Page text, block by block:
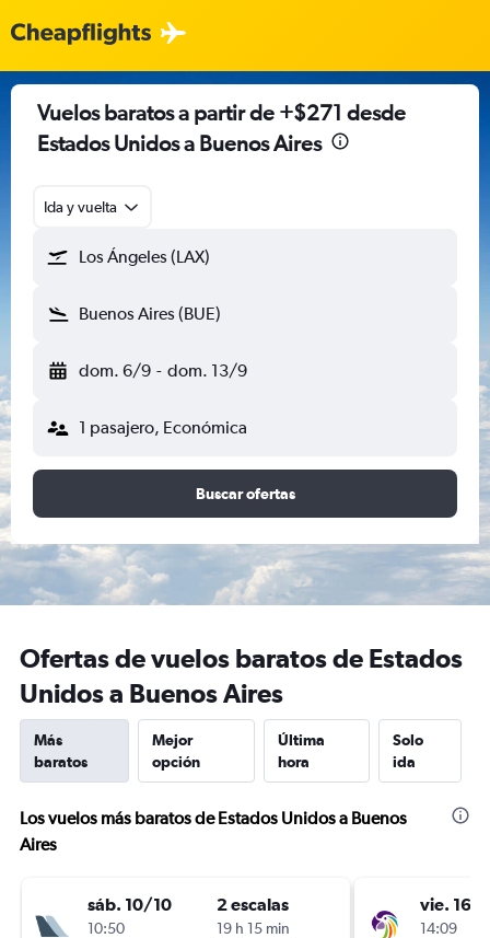
Vuelos baratos a partir de +$271 desde
Estados Unidos a Buenos Aires
Ida y vuelta
Los Ángeles (LAX)
Buenos Aires (BUE)
dom. 6/9 - dom. 13/9
1 pasajero, Económica
Buscar ofertas
Ofertas de vuelos baratos de Estados
Unidos a Buenos Aires
Más
baratos
Mejor
opción
Última
hora
Solo
ida
Los vuelos más baratos de Estados Unidos a Buenos
Aires
sáb. 10/10
10:50
2 escalas
19 h 15 min
vie. 16/
14:09